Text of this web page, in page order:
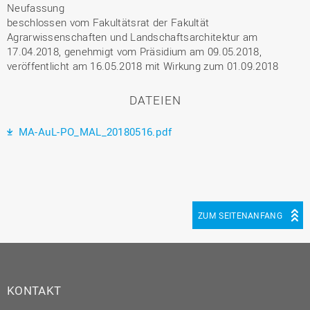
Neufassung
beschlossen vom Fakultätsrat der Fakultät
Agrarwissenschaften und Landschaftsarchitektur am
17.04.2018, genehmigt vom Präsidium am 09.05.2018,
veröffentlicht am 16.05.2018 mit Wirkung zum 01.09.2018
DATEIEN
MA-AuL-PO_MAL_20180516.pdf
ZUM SEITENANFANG
KONTAKT